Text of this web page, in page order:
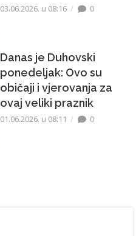
03.06.2026. u 08:16 0
Danas je Duhovski
ponedeljak: Ovo su
običaji i vjerovanja za
ovaj veliki praznik
01.06.2026. u 08:11 0